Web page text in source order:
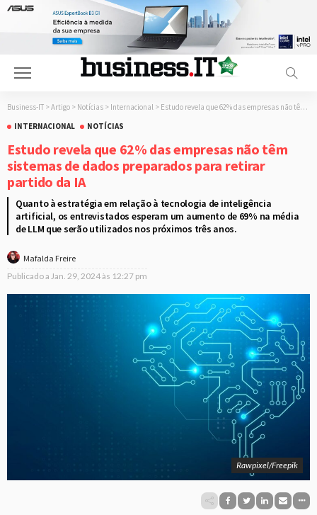
Business-IT > Artigo > Notícias > Internacional > Estudo revela que 62% das empresas não têm sistemas de dados preparados para retirar partido da IA
INTERNACIONAL
NOTÍCIAS
Estudo revela que 62% das empresas não têm
sistemas de dados preparados para retirar
partido da IA
Quanto à estratégia em relação à tecnologia de inteligência
artificial, os entrevistados esperam um aumento de 69% na média
de LLM que serão utilizados nos próximos três anos.
Mafalda Freire
Publicado a Jan. 29, 2024 às 12:27 pm
Rawpixel/Freepik